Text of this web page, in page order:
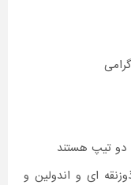
دو تیپ هستند
ای و اندولین و